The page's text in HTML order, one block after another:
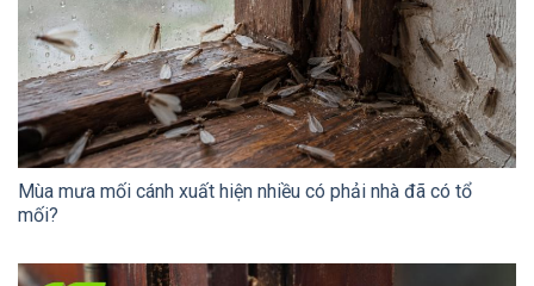
Mùa mưa mối cánh xuất hiện nhiều có phải nhà đã có tổ
mối?